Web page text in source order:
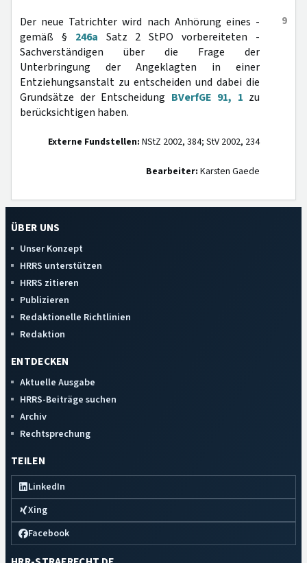
9
Der neue Tatrichter wird nach Anhörung eines -
gemäß § 246a Satz 2 StPO vorbereiteten -
Sachverständigen über die Frage der
Unterbringung der Angeklagten in einer
Entziehungsanstalt zu entscheiden und dabei die
Grundsätze der Entscheidung BVerfGE 91, 1 zu
berücksichtigen haben.
Externe Fundstellen: NStZ 2002, 384; StV 2002, 234
Bearbeiter: Karsten Gaede
ÜBER UNS
Unser Konzept
HRRS unterstützen
HRRS zitieren
Publizieren
Redaktionelle Richtlinien
Redaktion
ENTDECKEN
Aktuelle Ausgabe
HRRS-Beiträge suchen
Archiv
Rechtsprechung
TEILEN
LinkedIn
Xing
Facebook